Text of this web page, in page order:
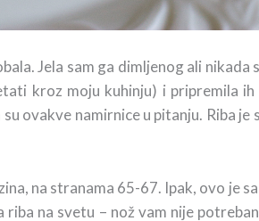
Jela sam ga dimljenog ali
kroz moju kuhinju) i pripremila
ovakve namirnice u pitanju. Riba je
na stranama 65-67. Ipak, ovo je
na svetu – nož vam nije